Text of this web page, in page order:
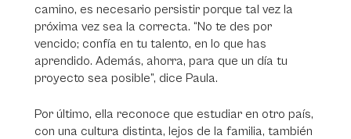
camino, es necesario persistir porque tal vez la
próxima vez sea la correcta. “No te des por
vencido; confía en tu talento, en lo que has
aprendido. Además, ahorra, para que un día tu
proyecto sea posible”, dice Paula.
Por último, ella reconoce que estudiar en otro país,
con una cultura distinta, lejos de la familia, también